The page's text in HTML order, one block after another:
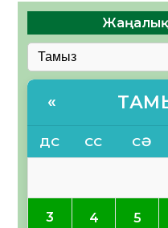
«
ДС СС СӘ
3 4 5